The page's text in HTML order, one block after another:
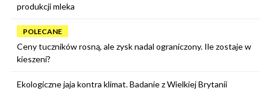
produkcji mleka
POLECANE
Ceny tuczników rosną, ale zysk nadal ograniczony. Ile zostaje w
kieszeni?
Ekologiczne jaja kontra klimat. Badanie z Wielkiej Brytanii